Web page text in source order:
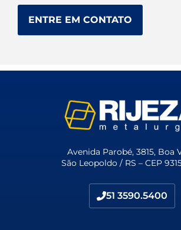
ENTRE EM CONTATO
Avenida Parobé, 3815, Boa
São Leopoldo / RS – CEP
51 3590.5400